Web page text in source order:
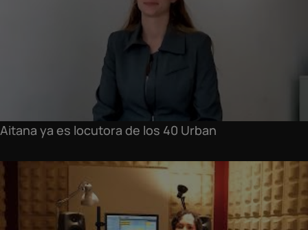
Aitana ya es locutora de los 40 Urban